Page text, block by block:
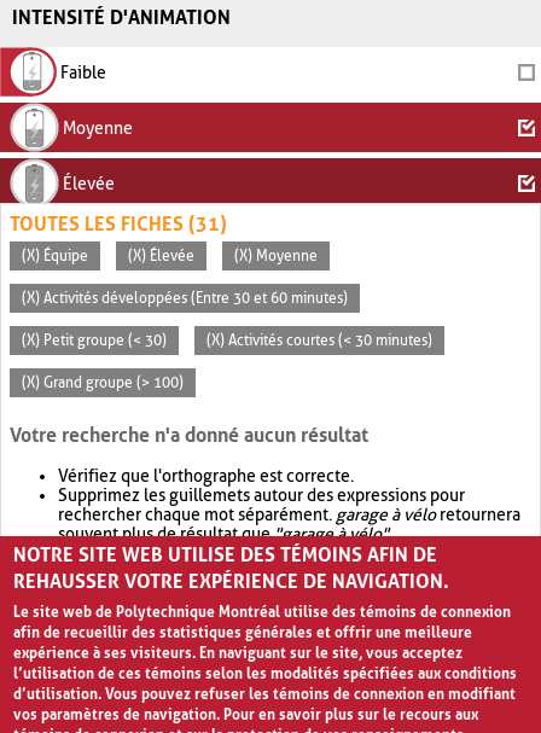
INTENSITÉ D'ANIMATION
Faible
Moyenne
Élevée
TOUTES LES FICHES (31)
(X) Équipe (X) Élevée (X) Moyenne
(X) Activités développées (Entre 30 et 60 minutes)
(X) Petit groupe (< 30) (X) Activités courtes (< 30 minutes)
(X) Grand groupe (> 100)
Votre recherche n'a donné aucun résultat
Vérifiez que l'orthographe est correcte.
Supprimez les guillemets autour des expressions pour
rechercher chaque mot séparément. garage à véloretournera
souvent plus de résultat que"garage à vélo".
Envisagez d'élargir votre recherche avec OR.garage OR vélo
retournera souvent plus de résultat quegarage à vélo
NOTRE SITE WEB UTILISE DES TÉMOINS AFIN DE
REHAUSSER VOTRE EXPÉRIENCE DE NAVIGATION.
Le site web de Polytechnique Montréal utilise des témoins de connexion
afin de recueillir des statistiques générales et offrir une meilleure
expérience à ses visiteurs. En naviguant sur le site, vous acceptez
l’utilisation de ces témoins selon les modalités spécifiées aux conditions
d’utilisation. Vous pouvez refuser les témoins de connexion en modifiant
vos paramètres de navigation. Pour en savoir plus sur le recours aux